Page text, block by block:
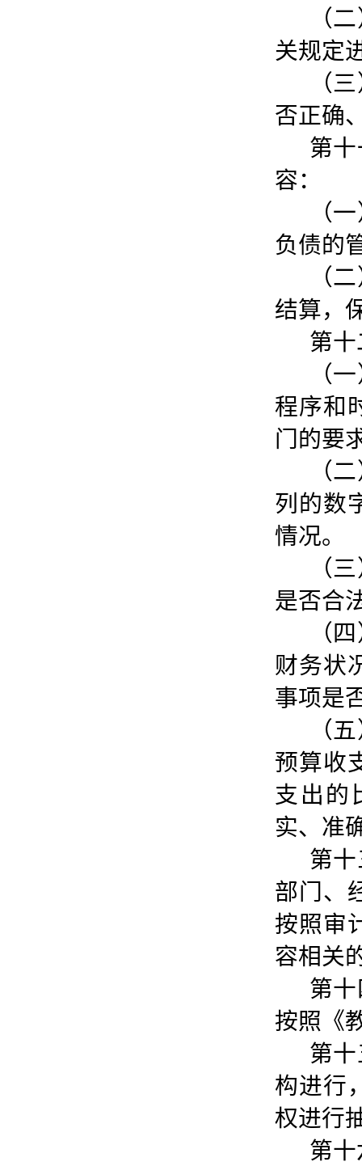
（
关规定
（
否正确
第
容：
（
负债的
（
结算，
第
（
程序和
门的要
（
列的数
情况。
（
是否合
（
财务状
事项是
（
预算收
支出的
实、准
第
部门、
按照审
容相关
第
按照《
第
构进行
权进行
第